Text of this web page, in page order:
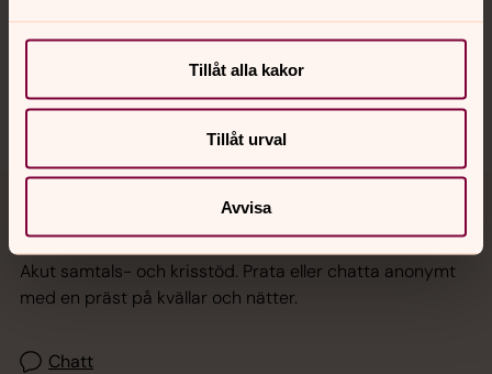
Tillåt alla kakor
Tillåt urval
Avvisa
Sociala kanaler
Akut samtals- och krisstöd. Prata eller chatta anonymt
med en präst på kvällar och nätter.
Chatt